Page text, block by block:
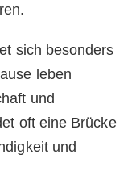
sich besonders
leben
und
oft eine Brücke
und